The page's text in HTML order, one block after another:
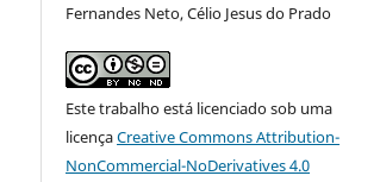
Fernandes Neto, Célio Jesus do Prado
Este trabalho está licenciado sob uma
licençaCreative Commons Attribution-
NonCommercial-NoDerivatives 4.0